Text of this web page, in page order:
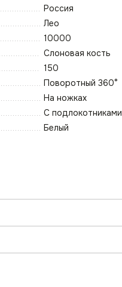
Россия
Лео
10000
Слоновая кость
150
Поворотный 360°
На ножках
С подлокотниками
Белый